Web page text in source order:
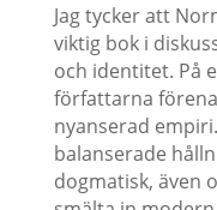
Jag tycker att
viktig bok i
och identitet. På
författarna
nyanserad
balanserade
dogmatisk, även